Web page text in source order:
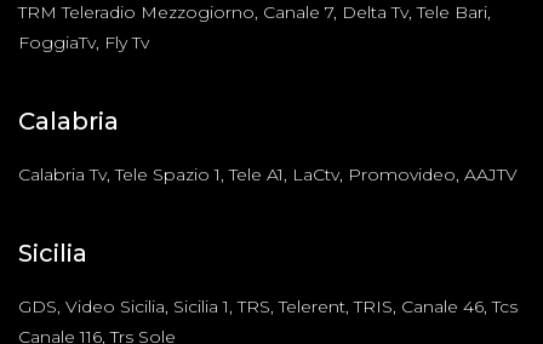
TRM Teleradio Mezzogiorno, Canale 7, Delta Tv, Tele Bari,
FoggiaTv, Fly Tv
Calabria
Calabria Tv, Tele Spazio 1, Tele A1, LaCtv, Promovideo, AAJTV
Sicilia
GDS, Video Sicilia, Sicilia 1, TRS, Telerent, TRIS, Canale 46, Tcs
Canale 116, Trs Sole